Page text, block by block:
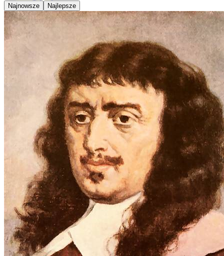
Najnowsze Najlepsze